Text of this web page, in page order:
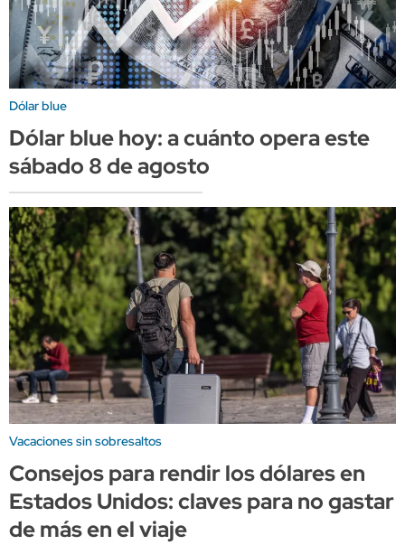
Dólar blue
Dólar blue hoy: a cuánto opera este
sábado 8 de agosto
Vacaciones sin sobresaltos
Consejos para rendir los dólares en
Estados Unidos: claves para no gastar
de más en el viaje